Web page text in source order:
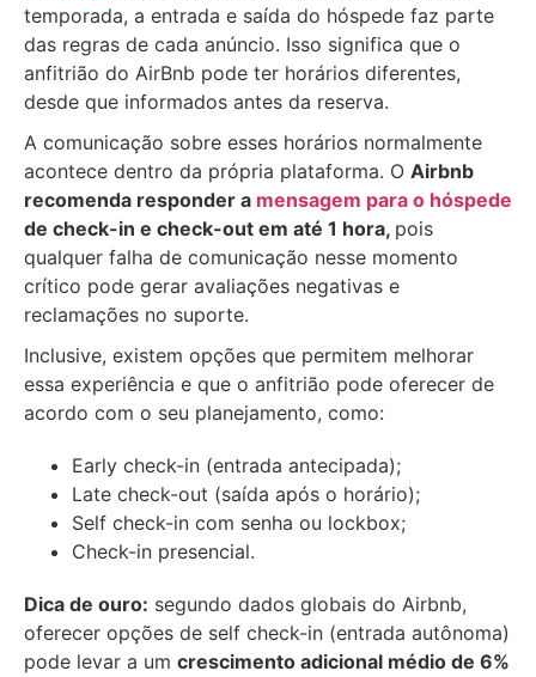
temporada, a entrada e saída do hóspede faz parte
das regras de cada anúncio. Isso significa que o
anfitrião do AirBnb pode ter horários diferentes,
desde que informados antes da reserva.
A comunicação sobre esses horários normalmente
acontece dentro da própria plataforma. O Airbnb
recomenda responder a mensagem para o hóspede
de check-in e check-out em até 1 hora, pois
qualquer falha de comunicação nesse momento
crítico pode gerar avaliações negativas e
reclamações no suporte.
Inclusive, existem opções que permitem melhorar
essa experiência e que o anfitrião pode oferecer de
acordo com o seu planejamento, como:
Early check-in (entrada antecipada);
Late check-out (saída após o horário);
Self check-in com senha ou lockbox;
Check-in presencial.
Dica de ouro: segundo dados globais do Airbnb,
oferecer opções de self check-in (entrada autônoma)
pode levar a um crescimento adicional médio de 6%